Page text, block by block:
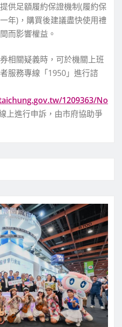
供足額履約保證機制(履約保
年)，購買後建議盡快使用禮
而影響權益。
相關疑義時，可於機關上班
服務專線「1950」進行諮
1209363/No
上進行申訴，由市府協助爭